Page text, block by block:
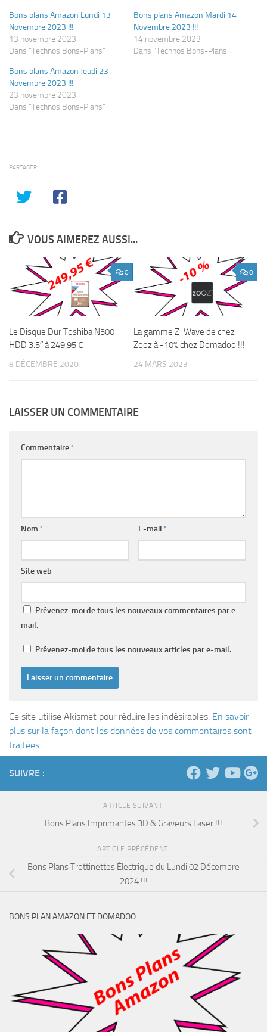
Bons plans Amazon Lundi 13
Novembre 2023 !!!
13 novembre 2023
Dans "Technos Bons-Plans"
Bons plans Amazon Mardi 14
Novembre 2023 !!!
14 novembre 2023
Dans "Technos Bons-Plans"
Bons plans Amazon Jeudi 23
Novembre 2023 !!!
23 novembre 2023
Dans "Technos Bons-Plans"
PARTAGER
VOUS AIMEREZ AUSSI...
0
Le Disque Dur Toshiba N300
HDD 3.5″ à 249,95 €
8 DÉCEMBRE 2020
0
La gamme Z-Wave de chez
Zooz à -10% chez Domadoo !!!
24 MARS 2023
LAISSER UN COMMENTAIRE
Commentaire*
Nom * E-mail *
Site web
Prévenez-moi de tous les nouveaux commentaires par e-
mail.
Prévenez-moi de tous les nouveaux articles par e-mail.
Ce site utilise Akismet pour réduire les indésirables. En savoir
plus sur la façon dont les données de vos commentaires sont
traitées.
SUIVRE :
ARTICLE SUIVANT
Bons Plans Imprimantes 3D & Graveurs Laser !!!
ARTICLE PRÉCÉDENT
Bons Plans Trottinettes Électrique du Lundi 02 Décembre
2024 !!!
BONS PLAN AMAZON ET DOMADOO